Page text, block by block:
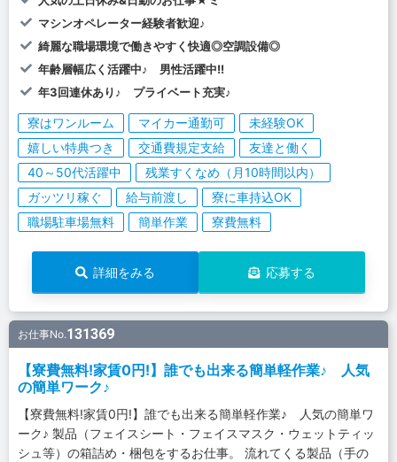
マシンオペレーター経験者歓迎♪
綺麗な職場環境で働きやすく快適◎空調設備◎
年齢層幅広く活躍中♪ 男性活躍中!!
年3回連休あり♪ プライベート充実♪
寮はワンルーム マイカー通勤可
未経験OK
嬉しい特典つき
交通費規定支給
友達と働く
40～50代活躍中
残業すくなめ（月10時間以内）
ガッツリ稼ぐ
給与前渡し
寮に車持込OK
職場駐車場無料
簡単作業 寮費無料
詳細をみる 応募する
お仕事No.131369
【寮費無料!家賃0円!】誰でも出来る簡単軽作業♪ 人気
の簡単ワーク♪
【寮費無料!家賃0円!】誰でも出来る簡単軽作業♪ 人気の簡単ワ
ーク♪ 製品（フェイスシート・フェイスマスク・ウェットティッ
シュ等）の箱詰め・梱包をするお仕事。 流れてくる製品（手の